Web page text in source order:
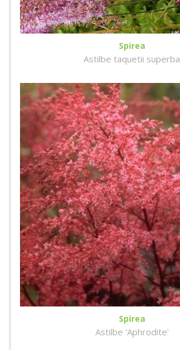
Spirea
Astilbe taquetii superba
Spirea
Astilbe 'Aphrodite'